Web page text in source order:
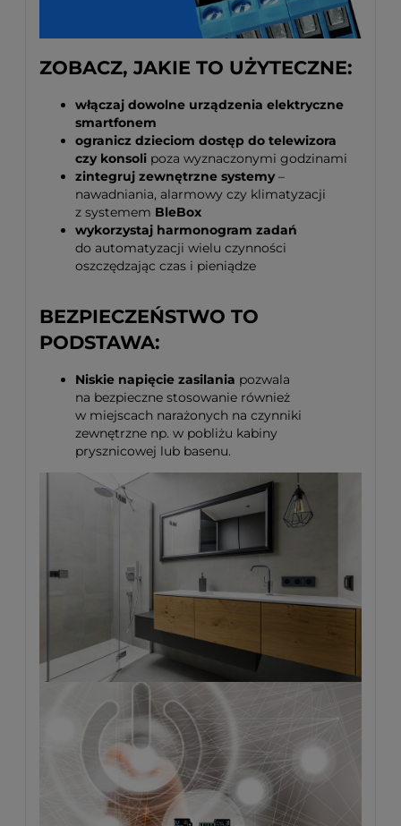
ZOBACZ, JAKIE TO UŻYTECZNE:
włączaj dowolne urządzenia elektryczne
smartfonem
ogranicz dzieciom dostęp do telewizora
czy konsoli poza wyznaczonymi godzinami
zintegruj zewnętrzne systemy–
nawadniania, alarmowy czy klimatyzacji
z systemem BleBox
wykorzystaj harmonogram zadań
do automatyzacji wielu czynności
oszczędzając czas i pieniądze
BEZPIECZEŃSTWO TO
PODSTAWA:
Niskie napięcie zasilania pozwala
na bezpieczne stosowanie również
w miejscach narażonych na czynniki
zewnętrzne np. w pobliżu kabiny
prysznicowej lub basenu.